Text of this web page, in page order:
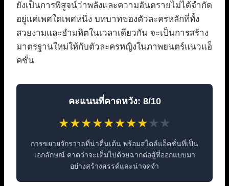
ยังเป็นการพิสูจน์ว่าพลังและความอันตรายไม่ได้จำกัด
อยู่แค่เพศใดเพศหนึ่ง บทบาทของตัวละครหลักที่ทั้ง
สวยงามและอำมหิตในเวลาเดียวกัน จะเป็นการสร้าง
มาตรฐานใหม่ให้กับตัวละครหญิงในภาพยนตร์แนวแอ็
คชั่น
คะแนนที่คาดหวัง: 8/10
★★★★★★★★★★
การขยายจักรวาลที่น่าตื่นเต้น พร้อมสไตล์แอ็คชั่นที่เป็น
เอกลักษณ์ คาดว่าจะเต็มไปด้วยฉากต่อสู้ที่ออกแบบมา
อย่างสร้างสรรค์และน่าจดจำ